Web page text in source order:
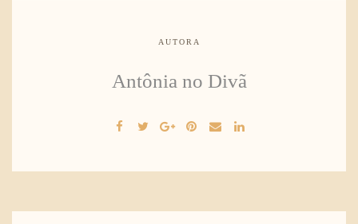
AUTORA
Antônia no Divã